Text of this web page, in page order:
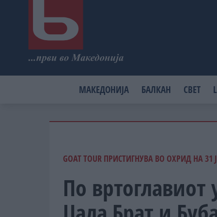
МАКЕДОНИЈА БАЛКАН СВЕТ
GOAT TOUR ПРИСТИГНУВА ВО ОХРИД НА 31
По вртоглавиот